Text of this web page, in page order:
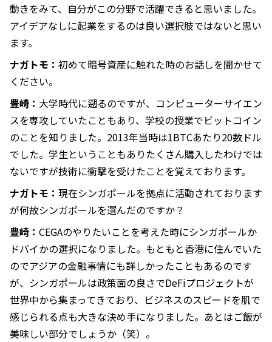
動きをみて、自分がこの分野で活躍できると思いました。
アイデアなしに起業をするのは良い選択肢ではないと思い
ます。
ナガトモ： 初めて暗号資産に触れた時のお話しを聞かせて
ください。
豊崎： 大学時代に遡るのですが、コンピューターサイエン
スを専攻していたこともあり、学校の授業でビットコイン
のことを知りました。2013年当時は1BTCあたり20数ドル
でした。学生ということもありたくさん購入したわけでは
ないですが技術に衝撃を受けたことを覚えております。
ナガトモ： 現在シンガポールを拠点に活動されております
が何故シンガポールを選んだのですか？
豊崎： CEGAのやりたいことを考えた時にシンガポールか
ドバイかの選択になりました。もともと香港に住んでいた
のでアジアの金融事情にも詳しかったこともあるのです
が、シンガポールは政策面の良さでDeFiプロジェクトが
世界中から集まってきており、ビジネスのスピードを肌で
感じられる点も大きな決め手になりました。あとはご飯が
美味しい部分でしょうか（笑）。